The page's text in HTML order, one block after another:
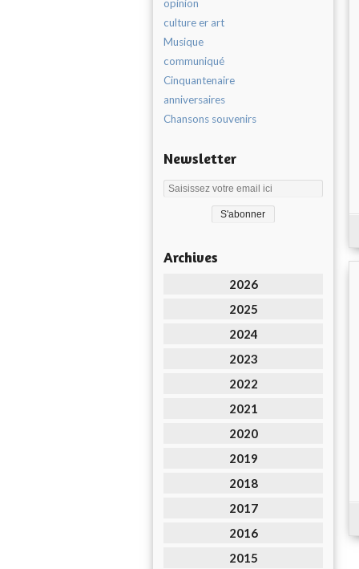
opinion
culture er art
Musique
communiqué
Cinquantenaire
anniversaires
Chansons souvenirs
Newsletter
Archives
2026
2025
2024
2023
2022
2021
2020
2019
2018
2017
2016
2015